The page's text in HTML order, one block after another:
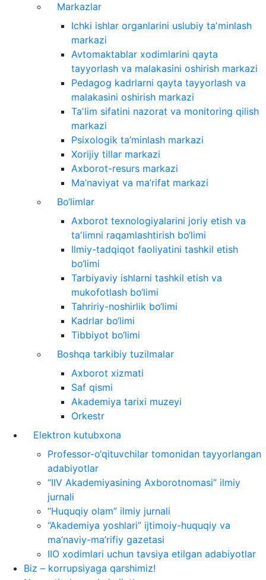
Markazlar
Ichki ishlar organlarini uslubiy taʼminlash
markazi
Avtomaktablar xodimlarini qayta
tayyorlash va malakasini oshirish markazi
Pedagog kadrlarni qayta tayyorlash va
malakasini oshirish markazi
Taʼlim sifatini nazorat va monitoring qilish
markazi
Psixologik ta’minlash markazi
Xorijiy tillar markazi
Axborot-resurs markazi
Ma’naviyat va ma’rifat markazi
Bo‘limlar
Axborot texnologiyalarini joriy etish va
taʼlimni raqamlashtirish bo‘limi
Ilmiy-tadqiqot faoliyatini tashkil etish
bo‘limi
Tarbiyaviy ishlarni tashkil etish va
mukofotlash bo‘limi
Tahririy-noshirlik bo‘limi
Kadrlar bo‘limi
Tibbiyot bo‘limi
Boshqa tarkibiy tuzilmalar
Axborot xizmati
Saf qismi
Akademiya tarixi muzeyi
Orkestr
Elektron kutubxona
Professor-o‘qituvchilar tomonidan tayyorlangan
adabiyotlar
“IIV Akademiyasining Axborotnomasi” ilmiy
jurnali
“Huquqiy olam” ilmiy jurnali
“Akademiya yoshlari” ijtimoiy-huquqiy va
ma’naviy-ma’rifiy gazetasi
IIO xodimlari uchun tavsiya etilgan adabiyotlar
Biz – korrupsiyaga qarshimiz!